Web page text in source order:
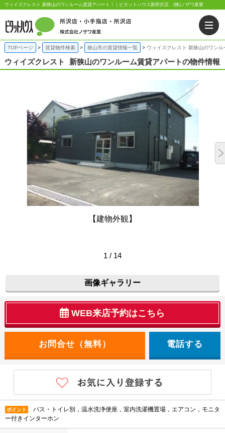
ウィイズクレスト 新狭山のワンルーム賃貸アパート！｜ピタットハウス新所沢店 (株)ノザワ産業
TOPページ 賃貸物件検索 狭山市の賃貸情報一覧 ウィイズクレスト 新狭山のワン
ウィイズクレスト 新狭山のワンルーム賃貸アパートの物件情報
【建物外観】
1 / 14
画像ギャラリー
WEB来店予約はこちら
電話する
ポイント
バス・トイレ別，温水洗浄便座，室内洗濯機置場，エアコン，モニタ
ー付きインターホン